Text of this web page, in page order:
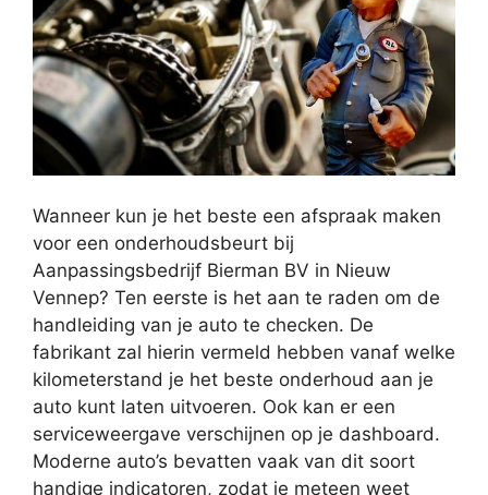
Wanneer kun je het beste een afspraak maken
voor een onderhoudsbeurt bij
Aanpassingsbedrijf Bierman BV in Nieuw
Vennep? Ten eerste is het aan te raden om de
handleiding van je auto te checken. De
fabrikant zal hierin vermeld hebben vanaf welke
kilometerstand je het beste onderhoud aan je
auto kunt laten uitvoeren. Ook kan er een
serviceweergave verschijnen op je dashboard.
Moderne auto’s bevatten vaak van dit soort
handige indicatoren, zodat je meteen weet